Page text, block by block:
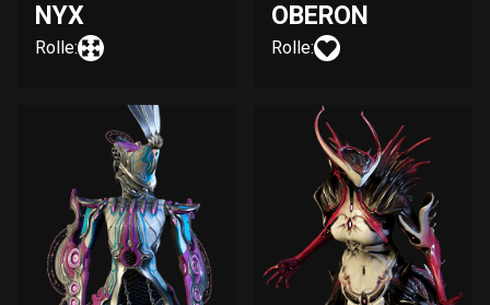
NYX
Rolle:
OBERON
Rolle: